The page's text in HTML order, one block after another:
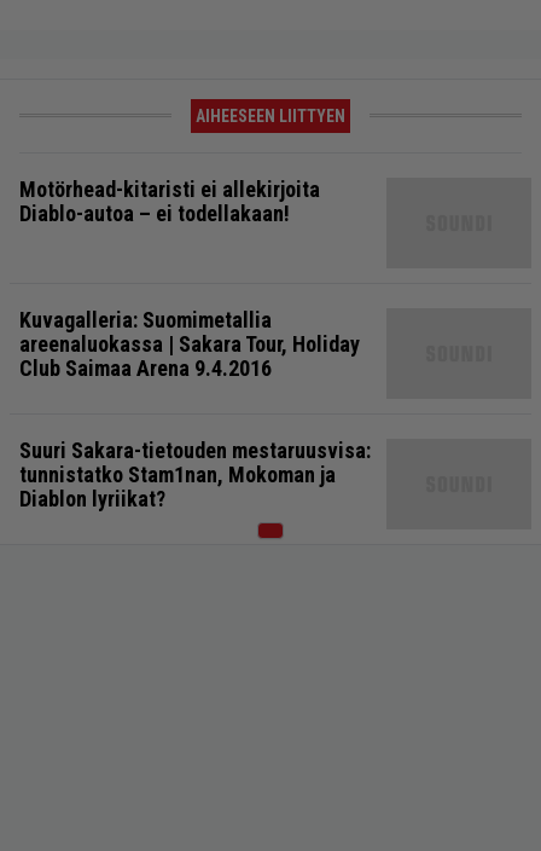
AIHEESEEN LIITTYEN
Motörhead-kitaristi ei allekirjoita
Diablo-autoa – ei todellakaan!
Kuvagalleria: Suomimetallia
areenaluokassa | Sakara Tour, Holiday
Club Saimaa Arena 9.4.2016
Suuri Sakara-tietouden mestaruusvisa:
tunnistatko Stam1nan, Mokoman ja
Diablon lyriikat?